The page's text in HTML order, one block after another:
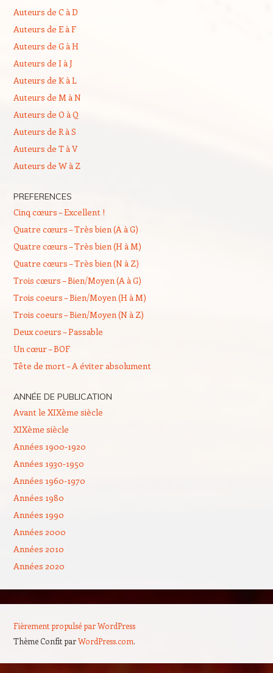
Auteurs de C à D
Auteurs de E à F
Auteurs de G à H
Auteurs de I à J
Auteurs de K à L
Auteurs de M à N
Auteurs de O à Q
Auteurs de R à S
Auteurs de T à V
Auteurs de W à Z
PREFERENCES
Cinq cœurs – Excellent !
Quatre cœurs – Très bien (A à G)
Quatre cœurs – Très bien (H à M)
Quatre cœurs – Très bien (N à Z)
Trois cœurs – Bien/Moyen (A à G)
Trois coeurs – Bien/Moyen (H à M)
Trois coeurs – Bien/Moyen (N à Z)
Deux coeurs – Passable
Un cœur – BOF
Tête de mort – A éviter absolument
ANNÉE DE PUBLICATION
Avant le XIXème siècle
XIXème siècle
Années 1900-1920
Années 1930-1950
Années 1960-1970
Années 1980
Années 1990
Années 2000
Années 2010
Années 2020
Fièrement propulsé par WordPress
Thème Confit parWordPress.com.